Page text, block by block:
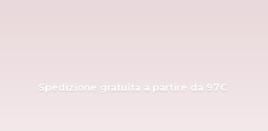
Spedizione gratuita a partire da 97€